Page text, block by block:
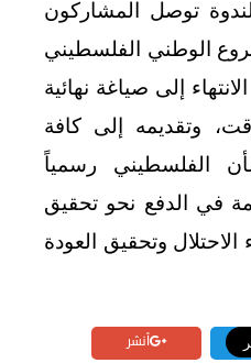
توصل المشاركون
الوطني الفلسطيني
إلى صياغة نهائية
وتقديمه إلى كافة
الفلسطيني رسمياً
في الدفع نحو تحقيق
الاحتلال وتحقيق العودة
أنشر